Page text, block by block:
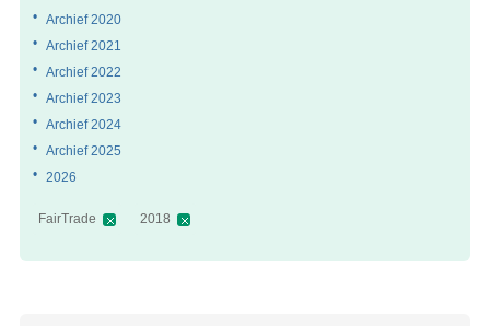
Archief 2020
Archief 2021
Archief 2022
Archief 2023
Archief 2024
Archief 2025
2026
FairTrade 2018